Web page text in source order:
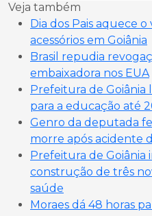
Veja também
Dia dos Pais aquece
acessórios em Goiânia
Brasil repudia
embaixadora nos EUA
Prefeitura de Goiânia
para a educação até
Genro da deputada
morre após acidente
Prefeitura de Goiânia
construção de três
saúde
Moraes dá 48 horas